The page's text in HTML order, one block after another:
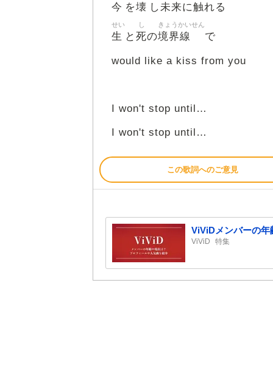
今 を壊 し未来に触れる
生
せい
と 死
し
の境界線
きょうかいせん
で
would like a kiss from you
I won't stop until…
I won't stop until…
この歌詞へのご意見
ViViDメンバーの年
ViViD 特集